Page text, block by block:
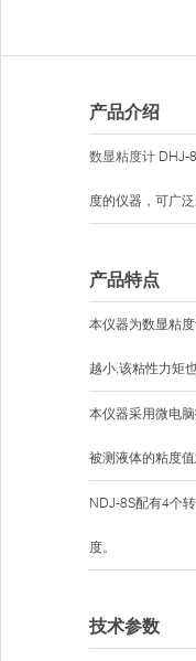
产品介绍
数显粘度计 DHJ-
度的仪器，可广
产品特点
本仪器为数显粘
越小,该粘性力矩
本仪器采用微电
被测液体的粘度
NDJ-8S配有4个
度。
技术参数